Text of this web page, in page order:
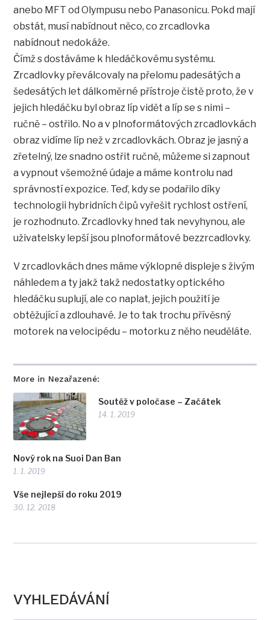
More in Nezařazené:
Soutěž v poločase – Začátek
14. 1. 2019
Nový rok na Suoi Dan Ban
1. 1. 2019
Vše nejlepší do roku 2019
30. 12. 2018
anebo MFT od Olympusu nebo Panasonicu. Pokd mají
obstát, musí nabídnout něco, co zrcadlovka
nabídnout nedokáže.
Čímž s dostáváme k hledáčkovému systému.
Zrcadlovky převálcovaly na přelomu padesátých a
šedesátých let dálkoměrné přístroje čistě proto, že v
jejich hledáčku byl obraz líp vidět a líp se s nimi –
ručně – ostřilo. No a v plnoformátových zrcadlovkách
obraz vidíme líp než v zrcadlovkách. Obraz je jasný a
zřetelný, lze snadno ostřit ručně, můžeme si zapnout
a vypnout všemožné údaje a máme kontrolu nad
správností expozice. Teď, kdy se podařilo díky
technologii hybridních čipů vyřešit rychlost ostření,
je rozhodnuto. Zrcadlovky hned tak nevyhynou, ale
uživatelsky lepší jsou plnoformátové bezzrcadlovky.
V zrcadlovkách dnes máme výklopné displeje s živým
náhledem a ty jakž takž nedostatky optického
hledáčku suplují, ale co naplat, jejich použití je
obtěžující a zdlouhavé. Je to tak trochu přívěsný
motorek na velocipédu – motorku z něho neuděláte.
VYHLEDÁVÁNÍ